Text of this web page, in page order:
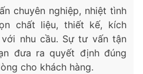
chuyên nghiệp, nhiệt tình
chất liệu, thiết kế, kích
nhu cầu. Sự tư vấn tận
đưa ra quyết định đúng
cho khách hàng.